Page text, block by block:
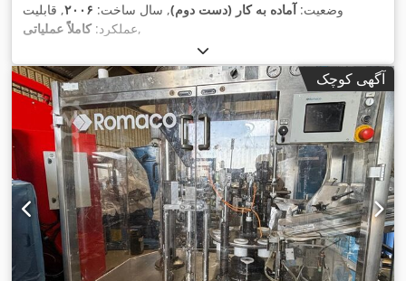
وضعیت: آماده به کار (دست دوم), سال ساخت: ۲۰۰۶, قابلیت
عملکرد:کاملاً عملیاتی ,
آگهی کوچک